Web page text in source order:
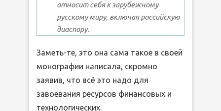
относит себя к зарубежному
русскому миру, включая российскую
диаспору.
Заметь-те, это она сама такое в своей
монографии написала, скромно
заявив, что всё это надо для
завоевания ресурсов финансовых и
технологических.